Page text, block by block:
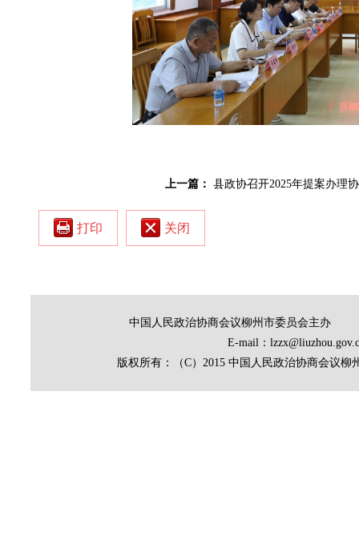
上一篇： 县政协召开2025年提案办理
打印 关闭
中国人民政治协商会议柳州市委员会主
E-mail：
版权所有：（C）2015 中国人民政治协商